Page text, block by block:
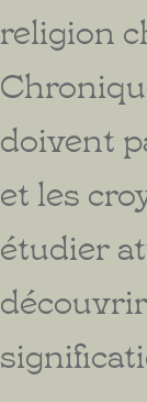
religion
doivent
et les
étudier